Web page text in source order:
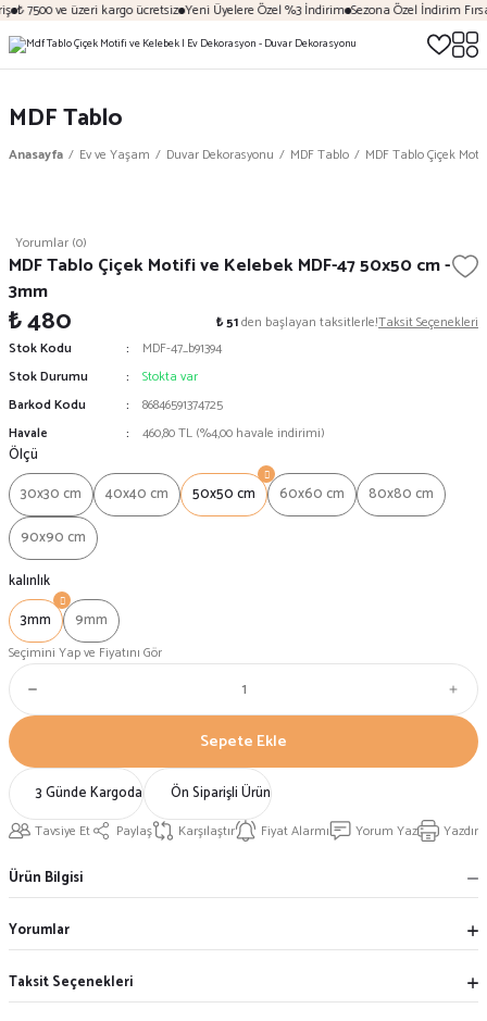
₺ 7500 ve üzeri kargo ücretsiz Yeni Üyelere Özel %3 İndirim Sezona Özel İndirim
MDF Tablo
Anasayfa Ev ve Yaşam Duvar Dekorasyonu MDF Tablo MDF Tablo Çiçek
Yorumlar (0)
MDF Tablo Çiçek Motifi ve Kelebek MDF-47 50x50 cm -
3mm
₺ 480 ₺ 51den başlayan taksitlerle!Taksit Seçenekleri
Stok Kodu
MDF-47_b91394
Stok Durumu
Stokta var
Barkod Kodu
86846591374725
Havale
460,80 TL (%4,00 havale indirimi)
Ölçü
30x30 cm
40x40 cm 50x50 cm 60x60 cm
80x80 cm
90x90 cm
kalınlık
3mm
9mm
Seçimini Yap ve Fiyatını Gör
Sepete Ekle
3 Günde Kargoda Ön Siparişli Ürün
Tavsiye Et Paylaş Karşılaştır Fiyat Alarmı Yorum Yaz Yazdır
Ürün Bilgisi
Yorumlar
Taksit Seçenekleri